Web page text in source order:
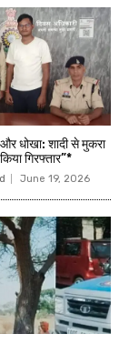
धोखा: शादी से मुकरा
गिरफ्तार”*
June 19, 2026